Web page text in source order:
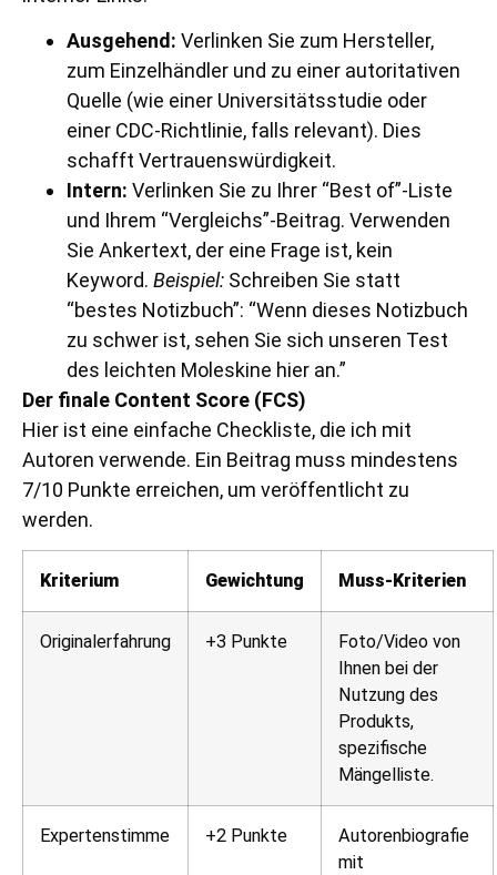
Ausgehend: Verlinken Sie zum Hersteller,
zum Einzelhändler und zu einer autoritativen
Quelle (wie einer Universitätsstudie oder
einer CDC-Richtlinie, falls relevant). Dies
schafft Vertrauenswürdigkeit.
Intern: Verlinken Sie zu Ihrer “Best of”-Liste
und Ihrem “Vergleichs”-Beitrag. Verwenden
Sie Ankertext, der eine Frage ist, kein
Keyword. Beispiel: Schreiben Sie statt
“bestes Notizbuch”: “Wenn dieses Notizbuch
zu schwer ist, sehen Sie sich unseren Test
des leichten Moleskine hier an.”
Der finale Content Score (FCS)
Hier ist eine einfache Checkliste, die ich mit
Autoren verwende. Ein Beitrag muss mindestens
7/10 Punkte erreichen, um veröffentlicht zu
werden.
Kriterium Gewichtung Muss-Kriterien
Originalerfahrung +3 Punkte
Foto/Video von
Ihnen bei der
Nutzung des
Produkts,
spezifische
Mängelliste.
Expertenstimme +2 Punkte
Autorenbiografie
mit